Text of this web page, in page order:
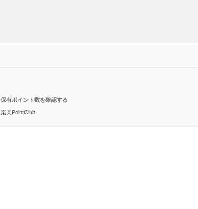
保有ポイント数を確認する
楽天PointClub